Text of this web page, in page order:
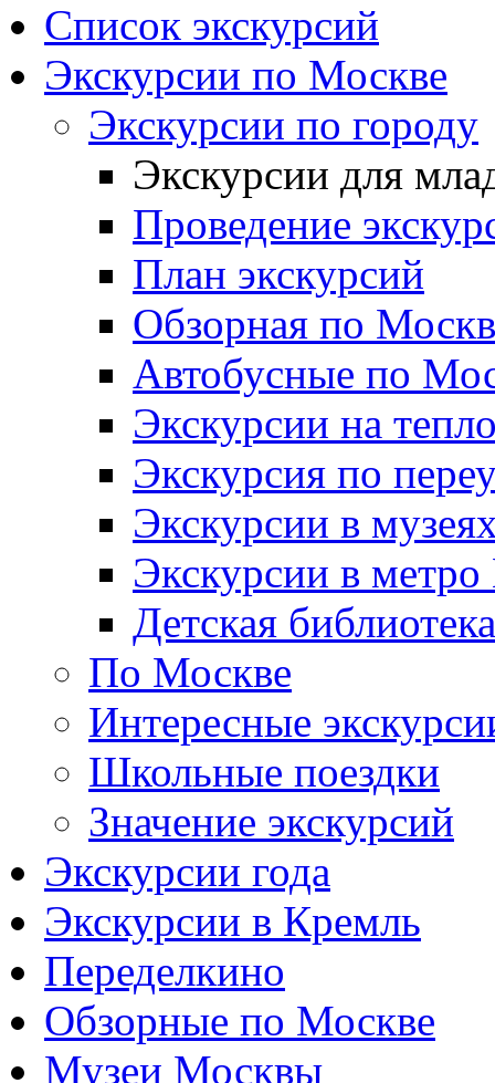
Список экскурсий
Экскурсии по Москве
Экскурсии по городу
Экскурсии для
Проведение
План экскурсий
Обзорная по
Автобусные по
Экскурсии на
Экскурсия по
Экскурсии в
Экскурсии в
Детская
По Москве
Интересные
Школьные поездки
Значение экскурсий
Экскурсии года
Экскурсии в Кремль
Переделкино
Обзорные по Москве
Музеи Москвы